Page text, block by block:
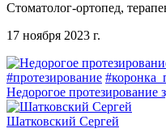
Стоматолог-ортопед,
17 ноября 2023 г.
#протезирование
Недорогое протезирование
Шатковский Сергей